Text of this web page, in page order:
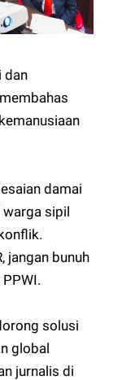
dan
damai
warga sipil
jangan bunuh
solusi
global
jurnalis di